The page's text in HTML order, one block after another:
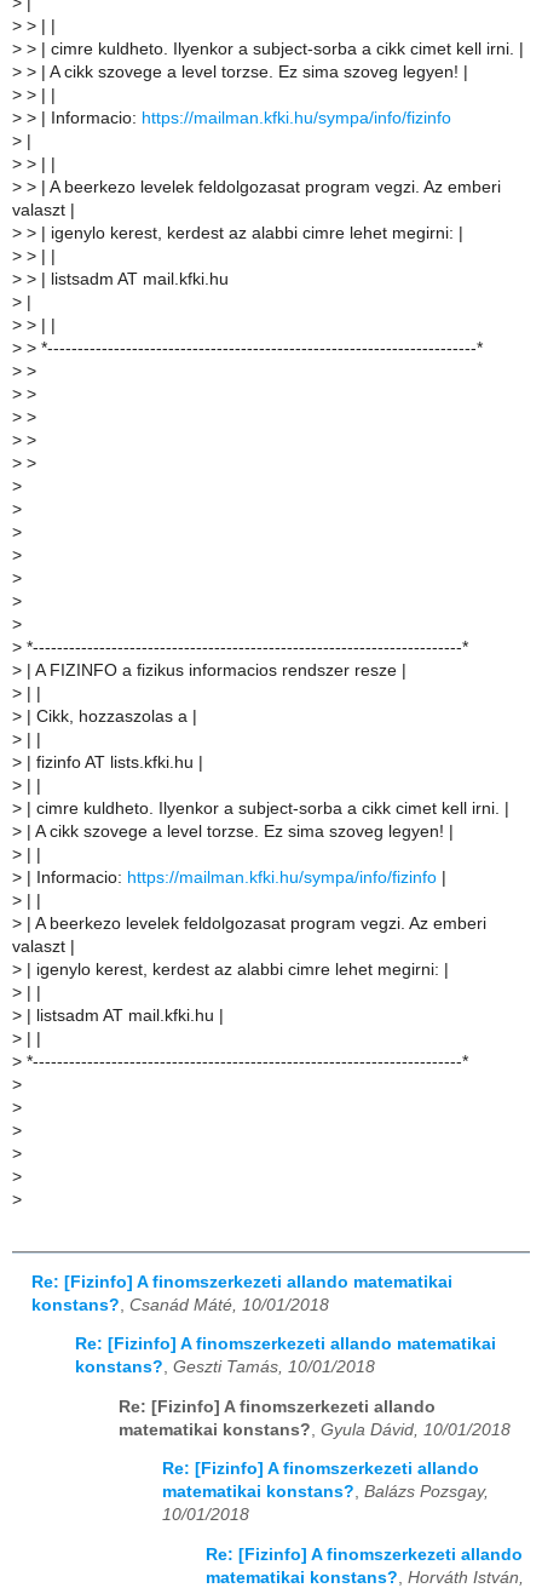
> > | |
> > | cimre kuldheto. Ilyenkor a subject-sorba a cikk cimet kell irni. |
> > | A cikk szovege a level torzse. Ez sima szoveg legyen! |
> > | |
> > | Informacio: https://mailman.kfki.hu/sympa/info/fizinfo
>
> > | |
> > | A beerkezo levelek feldolgozasat program vegzi. Az emberi
valaszt |
> > | igenylo kerest, kerdest az alabbi cimre lehet megirni: |
> > | |
> > | listsadm AT mail.kfki.hu
>
> > | |
> > *-----------------------------------------------------------------------*
> >
> >
> >
> >
> >
>
>
>
>
>
>
>
> *-----------------------------------------------------------------------*
> | A FIZINFO a fizikus informacios rendszer resze |
>
> | Cikk, hozzaszolas a |
>
> | fizinfo AT lists.kfki.hu |
>
> | cimre kuldheto. Ilyenkor a subject-sorba a cikk cimet kell irni. |
> | A cikk szovege a level torzse. Ez sima szoveg legyen! |
>
> | Informacio: https://mailman.kfki.hu/sympa/info/fizinfo
>
> | A beerkezo levelek feldolgozasat program vegzi. Az emberi
valaszt |
> | igenylo kerest, kerdest az alabbi cimre lehet megirni: |
>
> | listsadm AT mail.kfki.hu |
>
> *-----------------------------------------------------------------------*
>
>
>
>
>
>
Re: [Fizinfo] A finomszerkezeti allando matematikai
konstans? Csanád Máté, 10/01/2018
Re: [Fizinfo] A finomszerkezeti allando matematikai
konstans?, Geszti Tamás, 10/01/2018
Re: [Fizinfo] A finomszerkezeti allando
matematikai konstans? Gyula Dávid, 10/01/2018
Re: [Fizinfo] A finomszerkezeti allando
matematikai konstans?, Balázs Pozsgay,
10/01/2018
Re: [Fizinfo] A finomszerkezeti allando
matematikai konstans? Horváth István,